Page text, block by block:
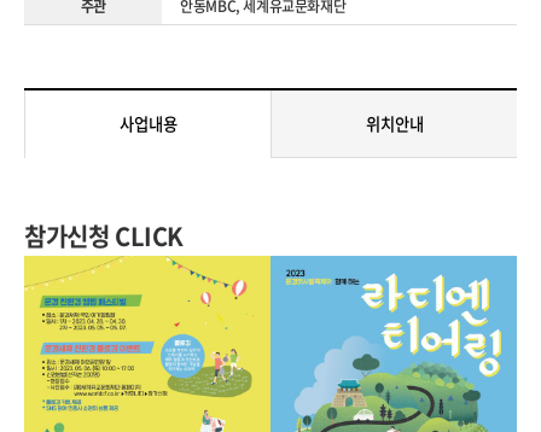
주관
안동MBC, 세계유교문화재단
사업내용 위치안내
참가신청 CLICK